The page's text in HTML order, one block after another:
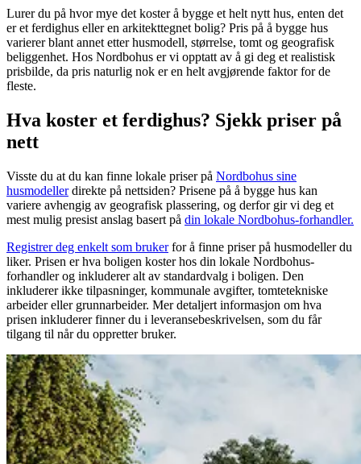
Lurer du på hvor mye det koster å bygge et helt nytt hus, enten det
er et ferdighus eller en arkitekttegnet bolig? Pris på å bygge hus
varierer blant annet etter husmodell, størrelse, tomt og geografisk
beliggenhet. Hos Nordbohus er vi opptatt av å gi deg et realistisk
prisbilde, da pris naturlig nok er en helt avgjørende faktor for de
fleste.
Hva koster et ferdighus? Sjekk priser på
nett
Visste du at du kan finne lokale priser på Nordbohus sine
husmodellerdirekte på nettsiden? Prisene på å bygge hus kan
variere avhengig av geografisk plassering, og derfor gir vi deg et
mest mulig presist anslag basert på din lokale Nordbohus-forhandler.
Registrer deg enkelt som brukerfor å finne priser på husmodeller du
liker. Prisen er hva boligen koster hos din lokale Nordbohus-
forhandler og inkluderer alt av standardvalg i boligen. Den
inkluderer ikke tilpasninger, kommunale avgifter, tomtetekniske
arbeider eller grunnarbeider. Mer detaljert informasjon om hva
prisen inkluderer finner du i leveransebeskrivelsen, som du får
tilgang til når du oppretter bruker.